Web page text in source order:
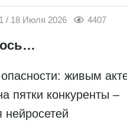
/ 18 Июля 2026 4407
живым
пятки конкуренты –
нейросетей